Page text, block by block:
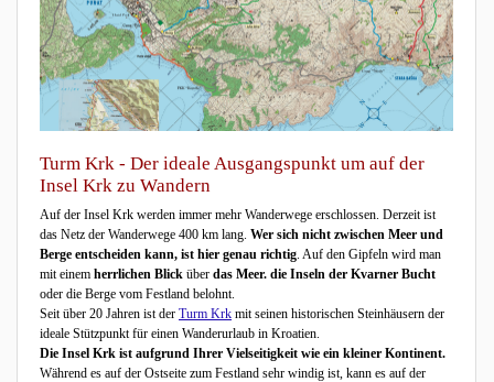
Turm Krk - Der ideale Ausgangspunkt um auf der
Insel Krk zu Wandern
Auf der Insel Krk werden immer mehr Wanderwege erschlossen. Derzeit ist
das Netz der Wanderwege 400 km lang. Wer sich nicht zwischen Meer und
Berge entscheiden kann, ist hier genau richtig . Auf den Gipfeln wird man
mit einem herrlichen Blick über das Meer. die Inseln der Kvarner Bucht
oder die Berge vom Festland belohnt.
Seit über 20 Jahren ist der Turm Krk mit seinen historischen Steinhäusern der
ideale Stützpunkt für einen Wanderurlaub in Kroatien.
Die Insel Krk ist aufgrund Ihrer Vielseitigkeit wie ein kleiner Kontinent.
Während es auf der Ostseite zum Festland sehr windig ist, kann es auf der